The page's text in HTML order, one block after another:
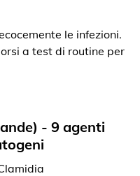
le infezioni.
a test di routine per
- 9 agenti